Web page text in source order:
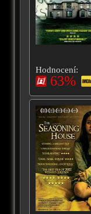
Hodnocení:
63%